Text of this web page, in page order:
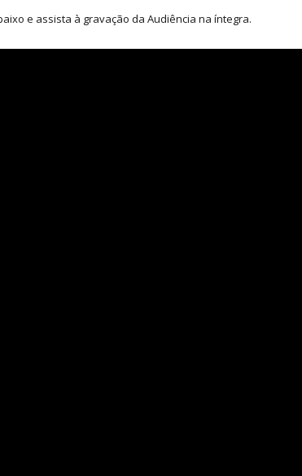
e assista à gravação da Audiência na íntegra.